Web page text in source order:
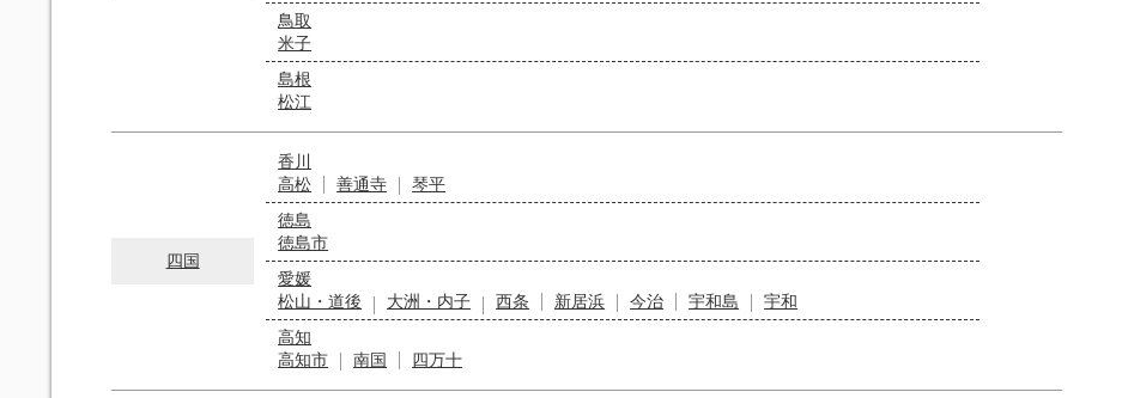
鳥取
米子
島根
松江
四国
香川
高松
善通寺
琴平
徳島
徳島市
愛媛
松山・道後
大洲・内子 西条 新居浜 今治 宇和島
宇和
高知
高知市
南国 四万十